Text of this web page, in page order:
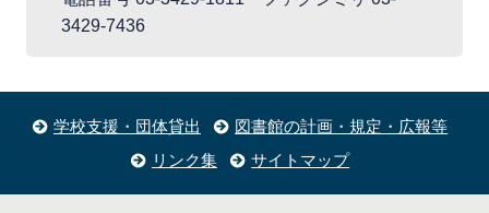
3429-7436
学校支援・団体貸出
図書館の計画・規定・広報等
リンク集
サイトマップ